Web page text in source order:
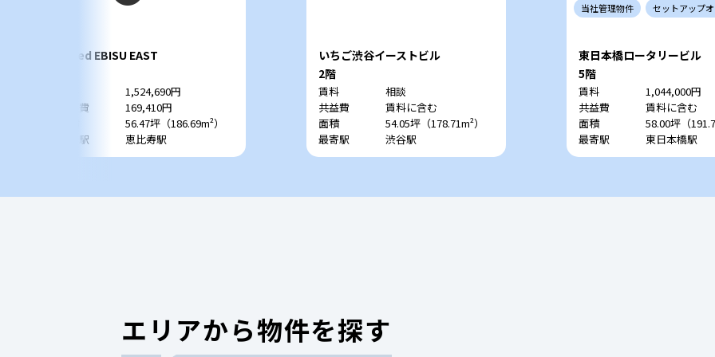
Sreed EBISU EAST
1,524,690円
共益費
169,410円
56.47坪（186.69m²）
最寄駅
恵比寿駅
いちご渋谷イーストビル
2階
賃料
相談
共益費
賃料に含む
面積
54.05坪（178.71m²）
最寄駅
渋谷駅
当社管理物件 セットアップ
東日本橋ロータリービル
5階
賃料
1,044,000円
共益費
賃料に含む
面積
58.00坪（
最寄駅
東日本橋駅
エリアから物件を探す